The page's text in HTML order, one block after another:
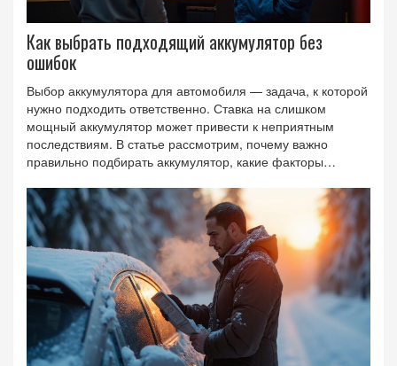
Как выбрать подходящий аккумулятор без
ошибок
Выбор аккумулятора для автомобиля — задача, к которой
нужно подходить ответственно. Ставка на слишком
мощный аккумулятор может привести к неприятным
последствиям. В статье рассмотрим, почему важно
правильно подбирать аккумулятор, какие факторы
Советы помогут избежать ошибок и продлить срок службы
аккумулятора.